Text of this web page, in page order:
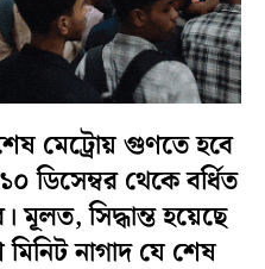
মেট্রোয় গুণতে হবে
ডিসেম্বর থেকে বর্ধিত
মূলত, সিদ্ধান্ত হয়েছে
নাগাদ যে শেষ